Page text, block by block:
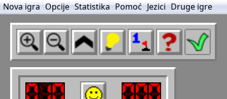
Nova igra Opcije Statistika Pomoć Jezici Druge igre